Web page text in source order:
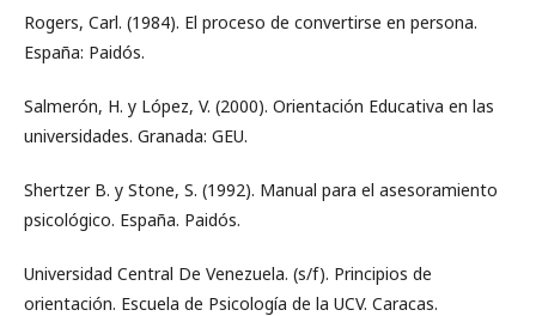
Rogers, Carl. (1984). El proceso de convertirse en persona.
España: Paidós.
Salmerón, H. y López, V. (2000). Orientación Educativa en las
universidades. Granada: GEU.
Shertzer B. y Stone, S. (1992). Manual para el asesoramiento
psicológico. España. Paidós.
Universidad Central De Venezuela. (s/f). Principios de
orientación. Escuela de Psicología de la UCV. Caracas.